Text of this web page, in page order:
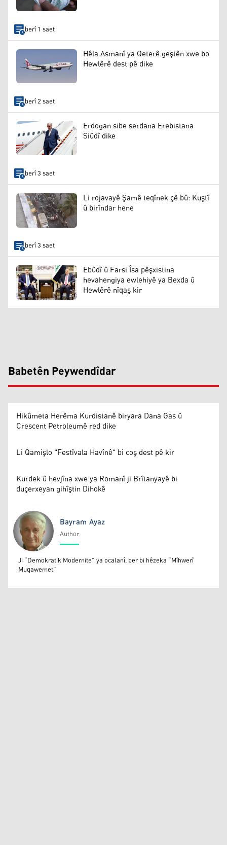
berî 1 saet
Hêla Asmanî ya Qeterê geştên xwe bo
Hewlêrê dest pê dike
berî 2 saet
Erdogan sibe serdana Erebistana
Siûdî dike
berî 3 saet
Li rojavayê Şamê teqînek çê bû: Kuştî
û birîndar hene
berî 3 saet
Ebûdî û Farsi Îsa pêşxistina
hevahengiya ewlehiyê ya Bexda û
Hewlêrê nîqaş kir
Babetên Peywendîdar
Hikûmeta Herêma Kurdistanê biryara Dana Gas û
Crescent Petroleumê red dike
Li Qamişlo "Festîvala Havînê" bi coş dest pê kir
Kurdek û hevjîna xwe ya Romanî ji Brîtanyayê bi
duçerxeyan gihîştin Dihokê
Bayram Ayaz
Bayram Ayaz
Author
Ji “Demokratik Modernite” ya ocalanî, ber bi hêzeka “Mîhwerî
Muqawemet”